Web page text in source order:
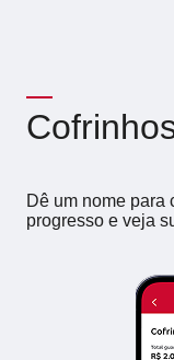
Dê um nome para
progresso e veja